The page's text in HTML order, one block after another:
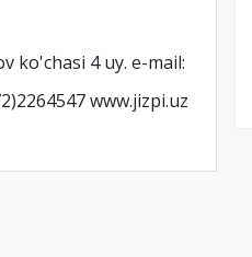
ko'chasi 4 uy. e-mail:
www.jizpi.uz